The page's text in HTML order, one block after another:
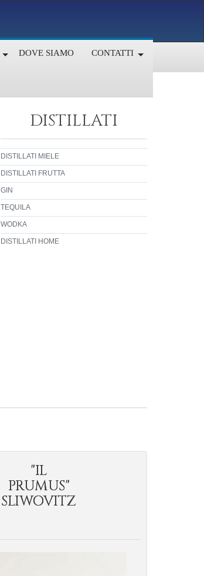
DOVE SIAMO CONTATTI
DISTILLATI
DISTILLATI MIELE
DISTILLATI FRUTTA
GIN
TEQUILA
WODKA
DISTILLATI HOME
"IL
PRUMUS"
SLIWOVITZ